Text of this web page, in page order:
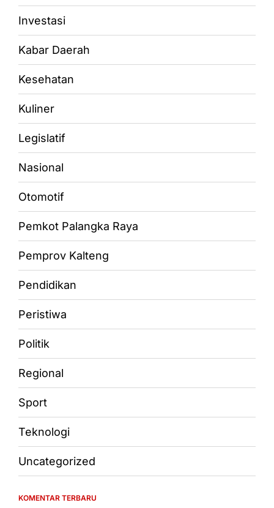
Investasi
Kabar Daerah
Kesehatan
Kuliner
Legislatif
Nasional
Otomotif
Pemkot Palangka Raya
Pemprov Kalteng
Pendidikan
Peristiwa
Politik
Regional
Sport
Teknologi
Uncategorized
KOMENTAR TERBARU